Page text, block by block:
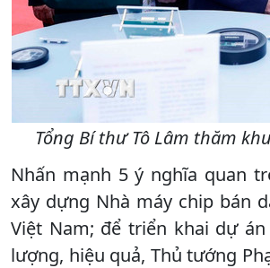
Tổng Bí thư Tô Lâm thăm
Nhấn mạnh 5 ý nghĩa quan
xây dựng Nhà máy chip bán
Việt Nam; để triển khai dự
lượng, hiệu quả, Thủ tướng